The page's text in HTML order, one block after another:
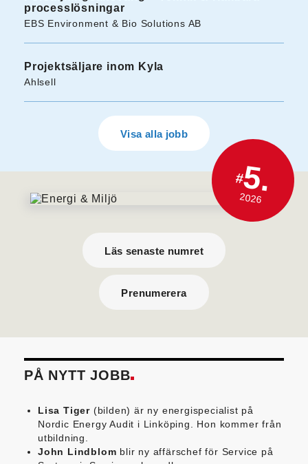
processlösningar
EBS Environment & Bio Solutions AB
Projektsäljare inom Kyla
Ahlsell
Visa alla jobb
#5.
2026
Läs senaste numret
Prenumerera
PÅ NYTT JOBB
Lisa Tiger (bilden) är ny energispecialist på
Nordic Energy Audit i Linköping. Hon kommer från
utbildning.
John Lindblom blir ny affärschef för Service på